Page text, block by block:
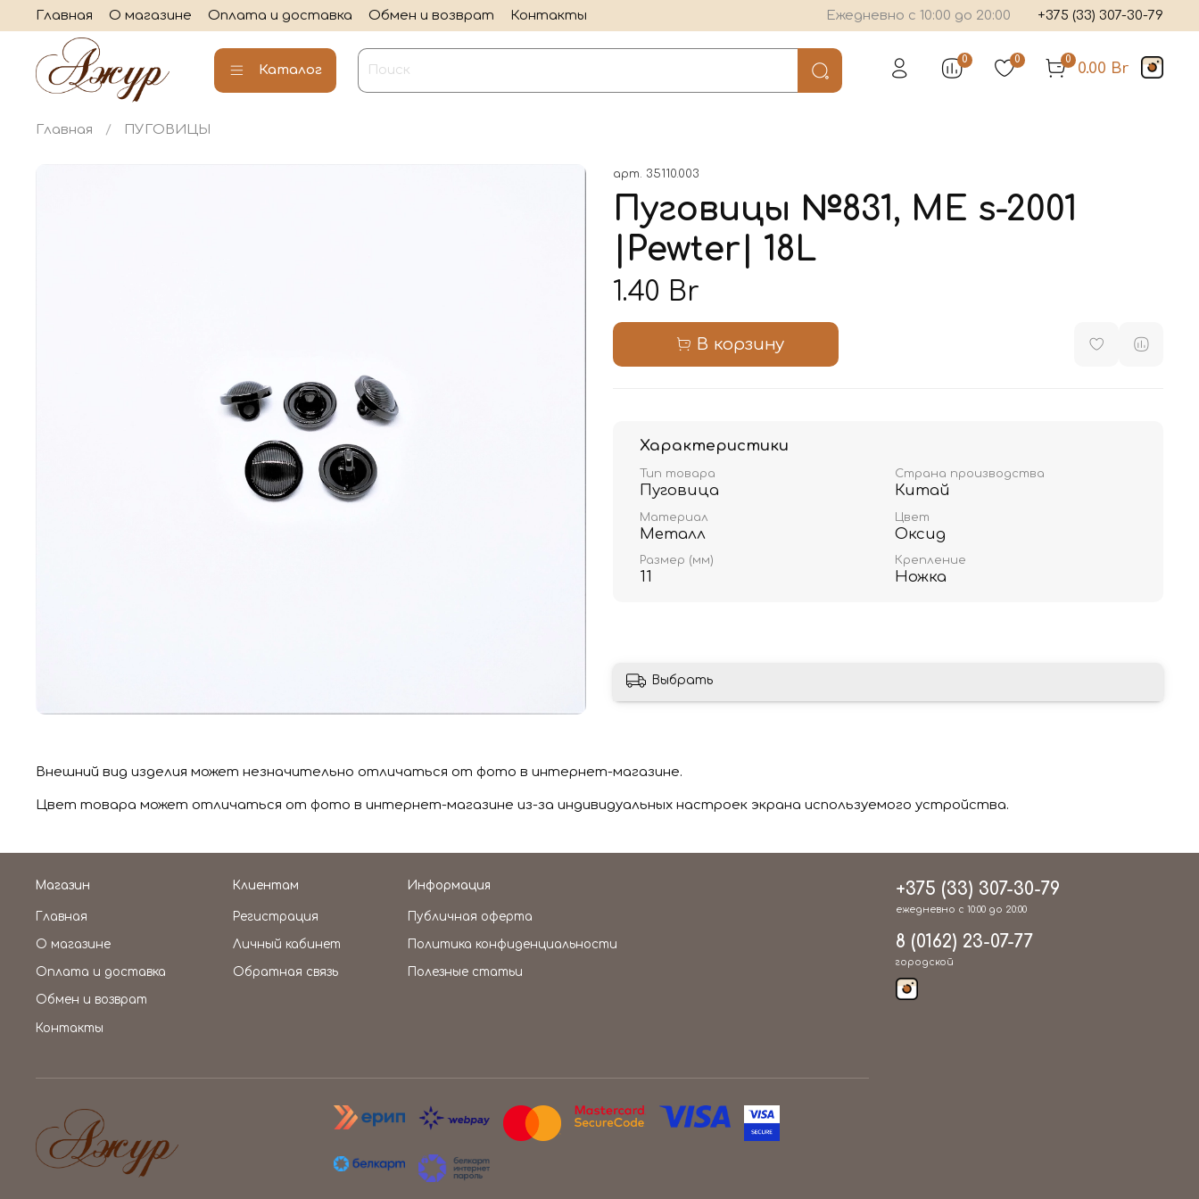
Главная О магазине Оплата и доставка Обмен и возврат Контакты Ежедневно с 10:00 до 20:00 +375 (33) 307-30-79
Каталог
0 0 0
0.00 Br
Главная ПУГОВИЦЫ
арт. 35110.003
Пуговицы №831, ME s-2001
|Pewter| 18L
1.40 Br
В корзину
Характеристики
Тип товара
Пуговица
Страна производства
Китай
Материал
Металл
Цвет
Оксид
Размер (мм)
11
Крепление
Ножка
Выбрать
Внешний вид изделия может незначительно отличаться от фото в интернет-магазине.
Цвет товара может отличаться от фото в интернет-магазине из-за индивидуальных настроек экрана используемого устройства.
Магазин
Главная
О магазине
Оплата и доставка
Обмен и возврат
Контакты
Клиентам
Регистрация
Личный кабинет
Обратная связь
Информация
Публичная оферта
Политика конфиденциальности
Полезные статьи
+375 (33) 307-30-79
ежедневно с 10:00 до 20:00
8 (0162) 23-07-77
городской